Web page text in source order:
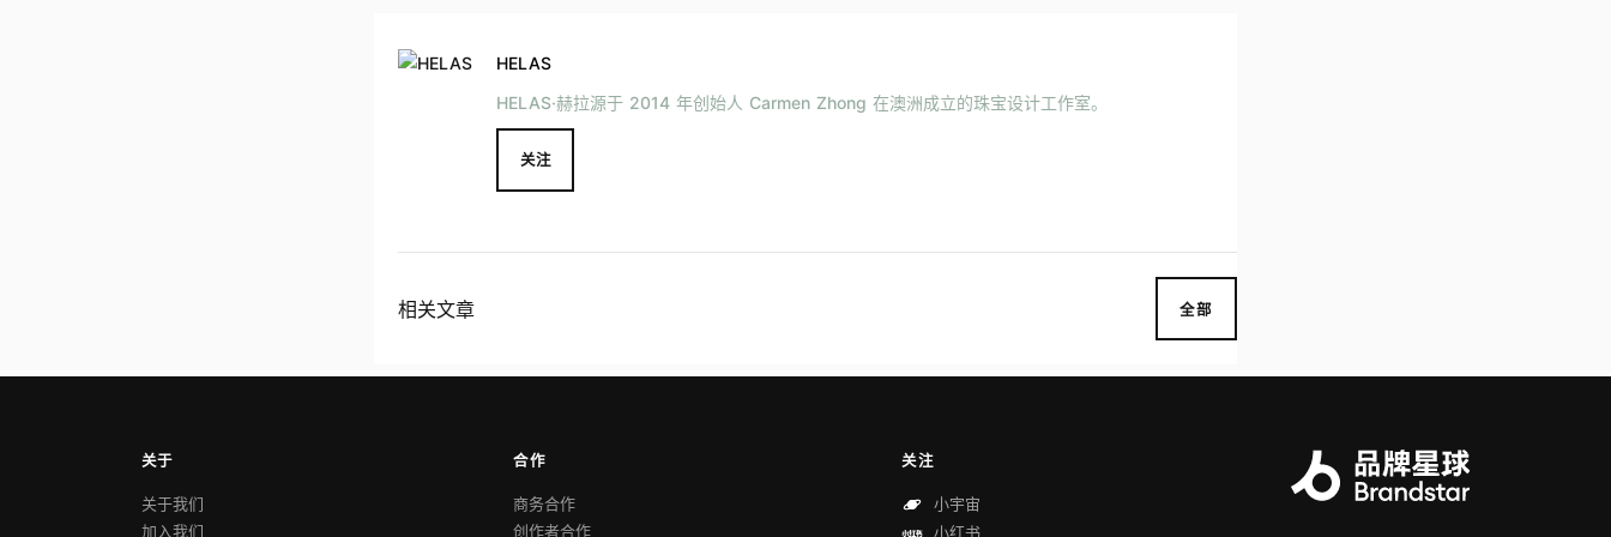
HELAS
HELAS·赫拉源于 2014 年创始人 Carmen Zhong 在澳洲成立的珠宝设计工作室。
关注
相关文章 全部
关于
关于我们
加入我们
合作
商务合作
创作者合作
关注
小宇宙
小红书